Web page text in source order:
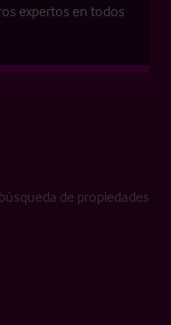
expertos en todos
de propiedades